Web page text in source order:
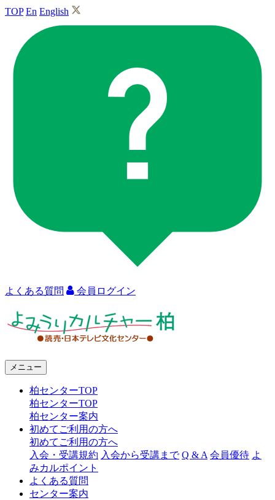
TOP En English
よくある質問 会員ログイン
ャ
メニュー
柏センターTOP
柏センターTOP
柏センター案内
初めてご利用の方へ
初めてご利用の方へ
入会・受講規約 入会から受講まで Q & A 会員優待 よ
みカルポイント
よくある質問
センター案内